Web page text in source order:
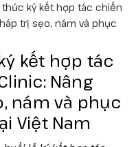
thức ký kết hợp tác chiến
trị sẹo, nám và phục
kết hợp tác
Nâng
nám và phục
Việt Nam